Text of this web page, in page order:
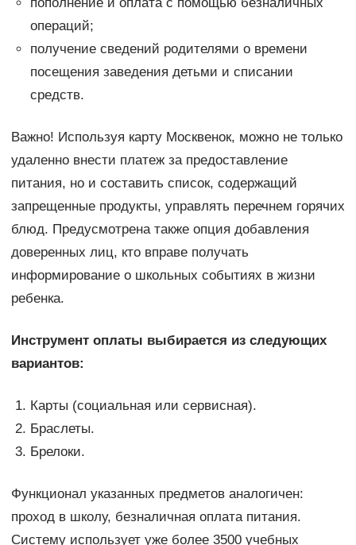
операций;
получение сведений родителями о времени
посещения заведения детьми и списании
средств.
Важно! Используя карту Москвенок, можно не только
удаленно внести платеж за предоставление
питания, но и составить список, содержащий
запрещенные продукты, управлять перечнем горячих
блюд. Предусмотрена также опция добавления
доверенных лиц, кто вправе получать
информирование о школьных событиях в жизни
ребенка.
Инструмент оплаты выбирается из следующих
вариантов:
Карты (социальная или сервисная).
Браслеты.
Брелоки.
Функционал указанных предметов аналогичен:
проход в школу, безналичная оплата питания.
Систему использует уже более 3500 учебных